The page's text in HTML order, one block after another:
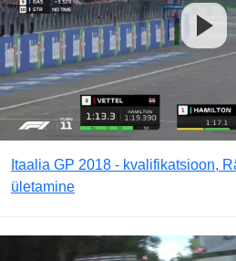
Itaalia GP 2018 - kvalifikatsioon,
ületamine